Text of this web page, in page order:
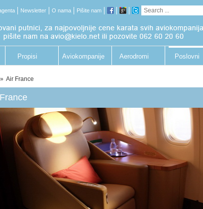
Newsletter O nama Pišite nam
Propisi Aviokompanije Aerodromi Poslovni
» Air France